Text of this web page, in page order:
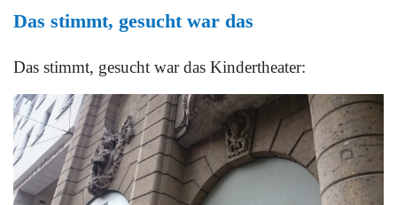
Das stimmt, gesucht war das
Das stimmt, gesucht war das Kindertheater: